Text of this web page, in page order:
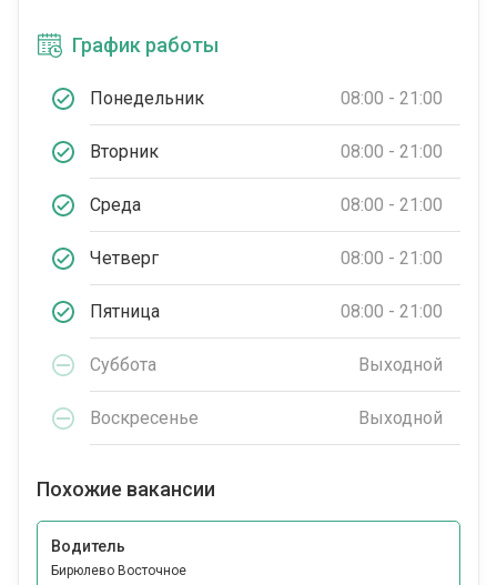
График работы
Понедельник 08:00 - 21:00
Вторник 08:00 - 21:00
Среда 08:00 - 21:00
Четверг 08:00 - 21:00
Пятница 08:00 - 21:00
Суббота Выходной
Воскресенье Выходной
Похожие вакансии
Водитель
Бирюлево Восточное